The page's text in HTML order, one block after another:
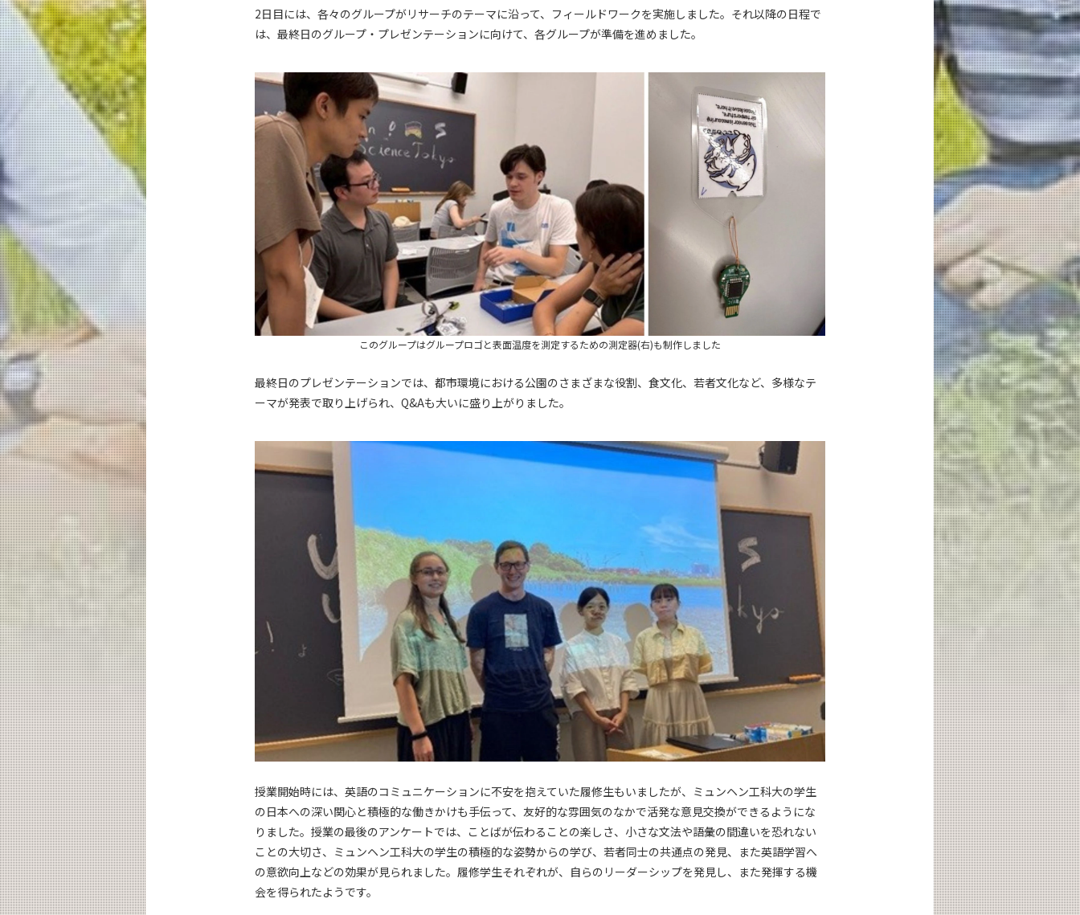
2日目には、各々のグループがリサーチのテーマに沿って、フィールドワークを実施しました。それ以降の日程で
は、最終日のグループ・プレゼンテーションに向けて、各グループが準備を進めました。
このグループはグループロゴと表面温度を測定するための測定器(右)も制作しました
最終日のプレゼンテーションでは、都市環境における公園のさまざまな役割、食文化、若者文化など、多様なテ
ーマが発表で取り上げられ、Q&Aも大いに盛り上がりました。
授業開始時には、英語のコミュニケーションに不安を抱えていた履修生もいましたが、ミュンヘン工科大の学生
の日本への深い関心と積極的な働きかけも手伝って、友好的な雰囲気のなかで活発な意見交換ができるようにな
りました。授業の最後のアンケートでは、ことばが伝わることの楽しさ、小さな文法や語彙の間違いを恐れない
ことの大切さ、ミュンヘン工科大の学生の積極的な姿勢からの学び、若者同士の共通点の発見、また英語学習へ
の意欲向上などの効果が見られました。履修学生それぞれが、自らのリーダーシップを発見し、また発揮する機
会を得られたようです。